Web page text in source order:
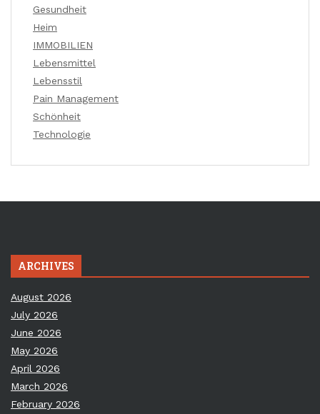
Gesundheit
Heim
IMMOBILIEN
Lebensmittel
Lebensstil
Pain Management
Schönheit
Technologie
ARCHIVES
August 2026
July 2026
June 2026
May 2026
April 2026
March 2026
February 2026